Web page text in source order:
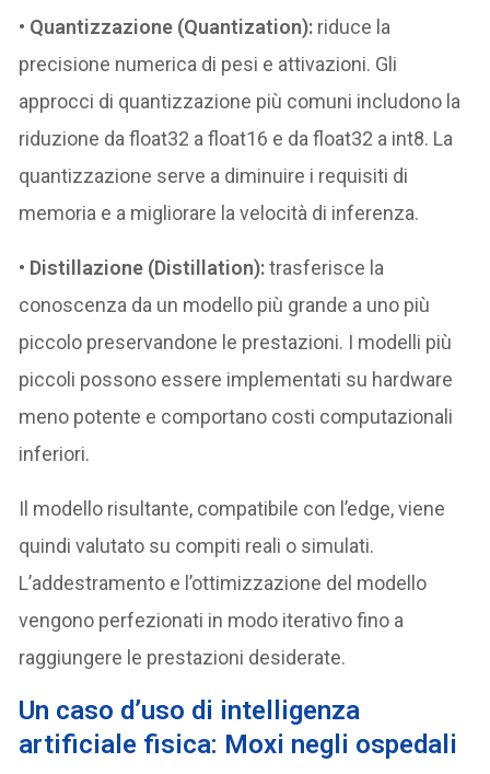
• Quantizzazione (Quantization): riduce la
precisione numerica di pesi e attivazioni. Gli
approcci di quantizzazione più comuni includono la
riduzione da float32 a float16 e da float32 a int8. La
quantizzazione serve a diminuire i requisiti di
memoria e a migliorare la velocità di inferenza.
• Distillazione (Distillation):trasferisce la
conoscenza da un modello più grande a uno più
piccolo preservandone le prestazioni. I modelli più
piccoli possono essere implementati su hardware
meno potente e comportano costi computazionali
inferiori.
Il modello risultante, compatibile con l’edge, viene
quindi valutato su compiti reali o simulati.
L’addestramento e l’ottimizzazione del modello
vengono perfezionati in modo iterativo fino a
raggiungere le prestazioni desiderate.
Un caso d’uso di intelligenza
artificiale fisica: Moxi negli ospedali